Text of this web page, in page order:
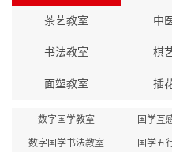
茶艺教室 中
书法教室 棋
面塑教室 插
数字国学教室 国学互
数字国学书法教室 国学五